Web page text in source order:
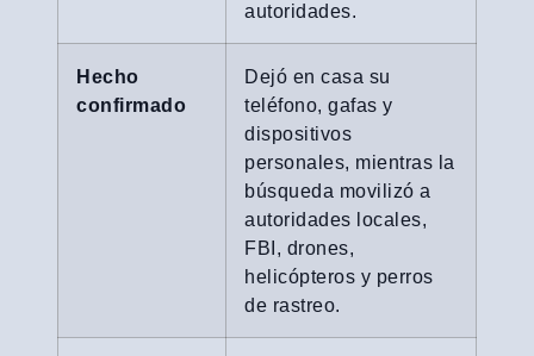
autoridades.
Hecho
confirmado
Dejó en casa su
teléfono, gafas y
dispositivos
personales, mientras la
búsqueda movilizó a
autoridades locales,
FBI, drones,
helicópteros y perros
de rastreo.